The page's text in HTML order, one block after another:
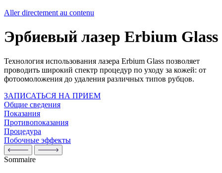
Aller directement au contenu
Эрбиевый лазер Erbium Glass
Технология использования лазера Erbium Glass позволяет
проводить широкий спектр процедур по уходу за кожей: от
фотоомоложения до удаления различных типов рубцов.
ЗАПИСАТЬСЯ НА ПРИЕМ
Общие сведения
Показания
Противопоказания
Процедура
Побочные эффекты
Sommaire